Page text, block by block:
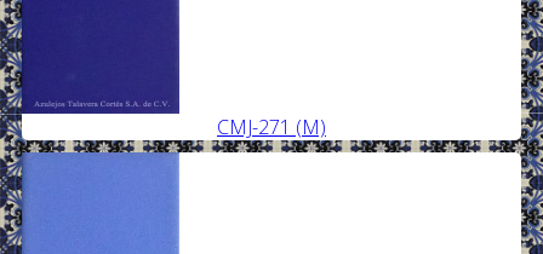
CMJ-271 (M)